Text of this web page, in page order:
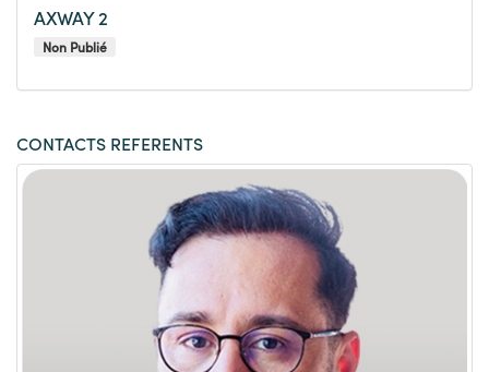
AXWAY 2
Non Publié
CONTACTS REFERENTS